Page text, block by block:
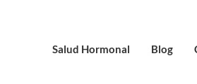
Salud Hormonal Blog